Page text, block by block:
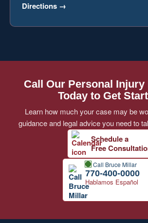
Directions →
Call Our Personal Injury
Today to Get
Learn how much your case may be
guidance and legal advice you need to
Schedule a
Free
Call Bruce Millar
770-400-0000
Hablamos Español